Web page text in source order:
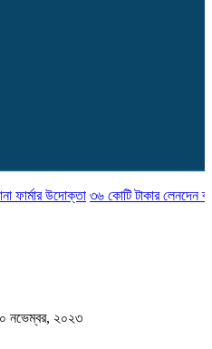
উদোক্তা ৩৬ কোটি টাকার লেনদেন ব্লক
নভেম্বর, ২০২৩